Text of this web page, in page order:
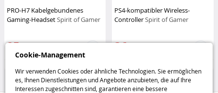
Cookie-Management
Wir verwenden Cookies oder ähnliche Technologien. Sie ermöglichen
es, Ihnen Dienstleistungen und Angebote anzubieten, die auf Ihre
Interessen zugeschnitten sind, garantieren eine bessere
PRO-H7 Kabelgebundenes
Gaming-HeadsetSpirit of Gamer
25
PS4-kompatibler Wireless-
ControllerSpirit of Gamer
36